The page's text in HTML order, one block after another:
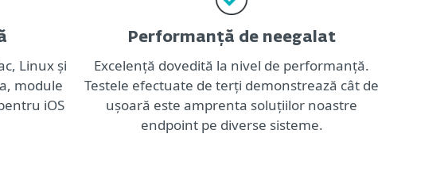
Linux și
module
iOS
Performanță de neegalat
Excelență dovedită la nivel de performanță.
Testele efectuate de terți demonstrează cât de
ușoară este amprenta soluțiilor noastre
endpoint pe diverse sisteme.